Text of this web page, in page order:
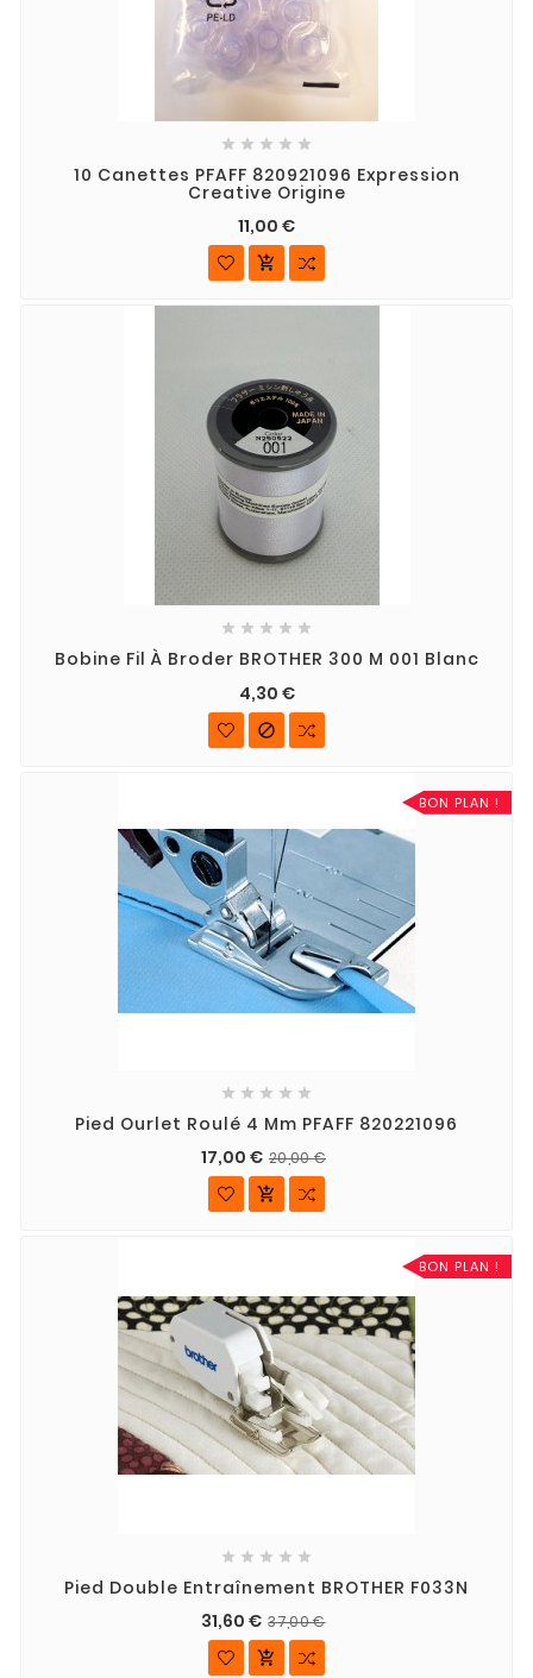
    
10 Canettes PFAFF 820921096 Expression
Creative Origine
11,00 €

    
Bobine Fil À Broder BROTHER 300 M 001 Blanc
4,30 €

BON PLAN !
    
Pied Ourlet Roulé 4 Mm PFAFF 820221096
17,00 € 20,00 €

BON PLAN !
    
Pied Double Entraînement BROTHER F033N
31,60 € 37,00 €
